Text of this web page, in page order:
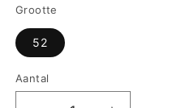
Grootte
52
Aantal